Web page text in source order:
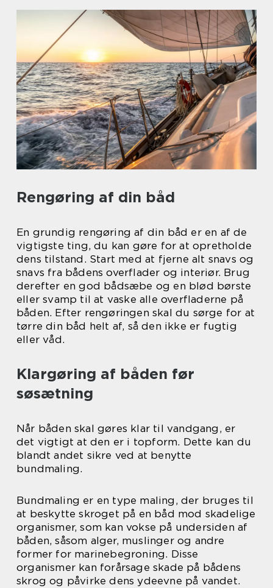
Rengøring af din båd
En grundig rengøring af din båd er en af ​​de
vigtigste ting, du kan gøre for at opretholde
dens tilstand. Start med at fjerne alt snavs og
snavs fra bådens overflader og interiør. Brug
derefter en god bådsæbe og en blød børste
eller svamp til at vaske alle overfladerne på
båden. Efter rengøringen skal du sørge for at
tørre din båd helt af, så den ikke er fugtig
eller våd.
Klargøring af båden før
søsætning
Når båden skal gøres klar til vandgang, er
det vigtigt at den er i topform. Dette kan du
blandt andet sikre ved at benytte
bundmaling.
Bundmaling er en type maling, der bruges til
at beskytte skroget på en båd mod skadelige
organismer, som kan vokse på undersiden af
båden, såsom alger, muslinger og andre
former for marinebegroning. Disse
organismer kan forårsage skade på bådens
skrog og påvirke dens ydeevne på vandet.